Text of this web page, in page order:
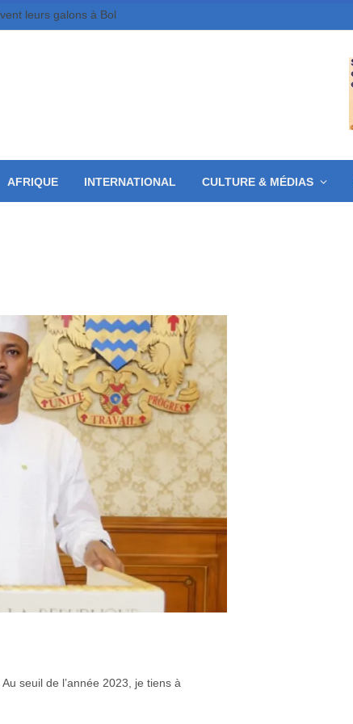
leurs galons à Bol
AFRIQUE INTERNATIONAL CULTURE & MÉDIAS
seuil de l’année 2023, je tiens à